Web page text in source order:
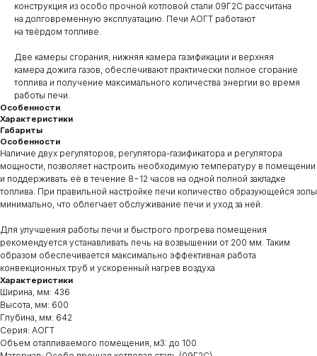
конструкция из особо прочной котловой стали 09Г2С рассчитана
на долговременную эксплуатацию. Печи АОГТ работают
на твёрдом топливе.
Две камеры сгорания, нижняя камера газификации и верхняя
камера дожига газов, обеспечивают практически полное сгорание
топлива и получение максимального количества энергии во время
работы печи.
Особенности
Характеристики
Габариты
Особенности
Наличие двух регуляторов, регулятора-газификатора и регулятора
мощности, позволяет настроить необходимую температуру в помещении
и поддерживать её в течение 8−12 часов на одной полной закладке
топлива. При правильной настройке печи количество образующейся золы
минимально, что облегчает обслуживание печи и уход за ней.
Для улучшения работы печи и быстрого прогрева помещения
рекомендуется устанавливать печь на возвышении от 200 мм. Таким
образом обеспечивается максимально эффективная работа
конвекционных труб и ускоренный нагрев воздуха
Характеристики
Ширина, мм: 436
Высота, мм: 600
Глубина, мм: 642
Серия: АОГТ
Объем отапливаемого помещения, м3: до 100